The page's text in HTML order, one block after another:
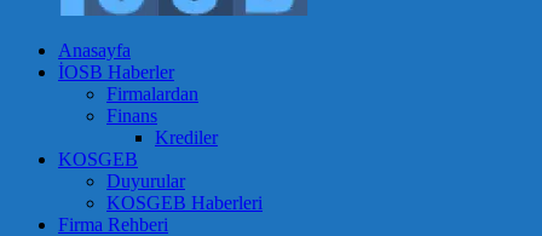
Anasayfa
İOSB Haberler
Firmalardan
Finans
Krediler
KOSGEB
Duyurular
KOSGEB Haberleri
Firma Rehberi